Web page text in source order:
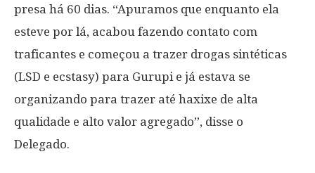
presa há 60 dias. “Apuramos que enquanto ela
esteve por lá, acabou fazendo contato com
traficantes e começou a trazer drogas sintéticas
(LSD e ecstasy) para Gurupi e já estava se
organizando para trazer até haxixe de alta
qualidade e alto valor agregado”, disse o
Delegado.